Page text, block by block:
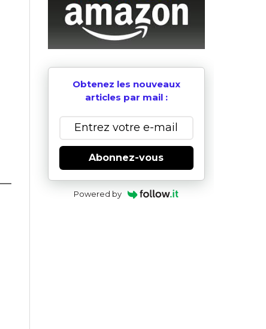
Obtenez les nouveaux
articles par mail :
Abonnez-vous
Powered by